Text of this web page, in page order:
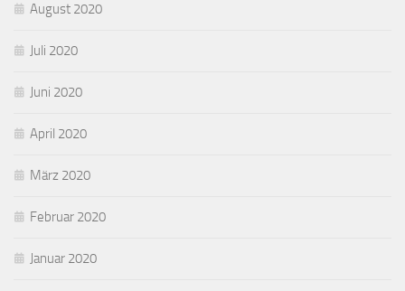
August 2020
Juli 2020
Juni 2020
April 2020
März 2020
Februar 2020
Januar 2020